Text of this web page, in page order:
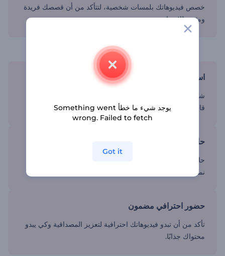
خصص فيديوهاتك بلمسات شخصية، لتتأكد من أن قصصك فريدة
ومثيرة للاهتمام.
استمتع بالوصول لقاعدة جماهيرية أكبر
شارك فيديوهاتك على مواقع التواصل الاجتماعي للوصول إلى
قاعدة جماهيرية أوسع وألهم الآخرين.
حافظ على اتساق نماذج فيديوهات السفر
حافظ على اتساق الجودة بين جميع مقاطع الفيديو باستخدام
نماذج Renderforest الجاهزة.
حضور احترافي مضمون
تأكد من أن تبدو فيديوهاتك احترافية لتعزيز المصداقية وكي يبدو
محتواك جذابًا.
يوجد شيء ما خطأ Something went
wrong. Failed to fetch
Got it